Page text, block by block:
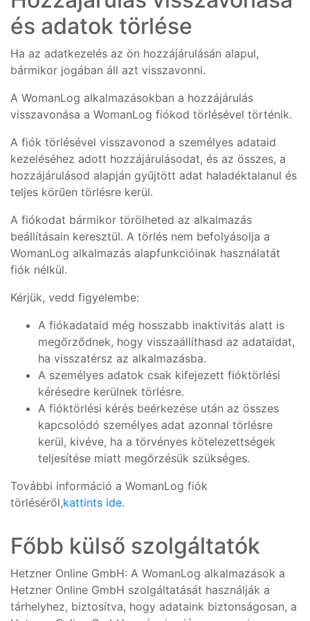
és adatok törlése
Ha az adatkezelés az ön hozzájárulásán alapul,
bármikor jogában áll azt visszavonni.
A WomanLog alkalmazásokban a hozzájárulás
visszavonása a WomanLog fiókod törlésével történik.
A fiók törlésével visszavonod a személyes adataid
kezeléséhez adott hozzájárulásodat, és az összes, a
hozzájárulásod alapján gyűjtött adat haladéktalanul és
teljes körűen törlésre kerül.
A fiókodat bármikor törölheted az alkalmazás
beállításain keresztül. A törlés nem befolyásolja a
WomanLog alkalmazás alapfunkcióinak használatát
fiók nélkül.
Kérjük, vedd figyelembe:
A fiókadataid még hosszabb inaktivitás alatt is
megőrződnek, hogy visszaállíthasd az adataidat,
ha visszatérsz az alkalmazásba.
A személyes adatok csak kifejezett fióktörlési
kérésedre kerülnek törlésre.
A fióktörlési kérés beérkezése után az összes
kapcsolódó személyes adat azonnal törlésre
kerül, kivéve, ha a törvényes kötelezettségek
teljesítése miatt megőrzésük szükséges.
További információ a WomanLog fiók
törléséről,kattints ide.
Főbb külső szolgáltatók
Hetzner Online GmbH: A WomanLog alkalmazások a
Hetzner Online GmbH szolgáltatását használják a
tárhelyhez, biztosítva, hogy adataink biztonságosan, a